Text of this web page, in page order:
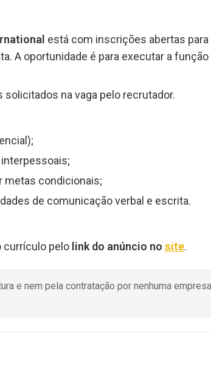
está com inscrições abertas
A oportunidade é para executar a função
na vaga pelo recrutador.
metas condicionais;
de comunicação verbal e escrita.
currículo pelo link do anúncio no site.
e nem pela contratação por nenhuma